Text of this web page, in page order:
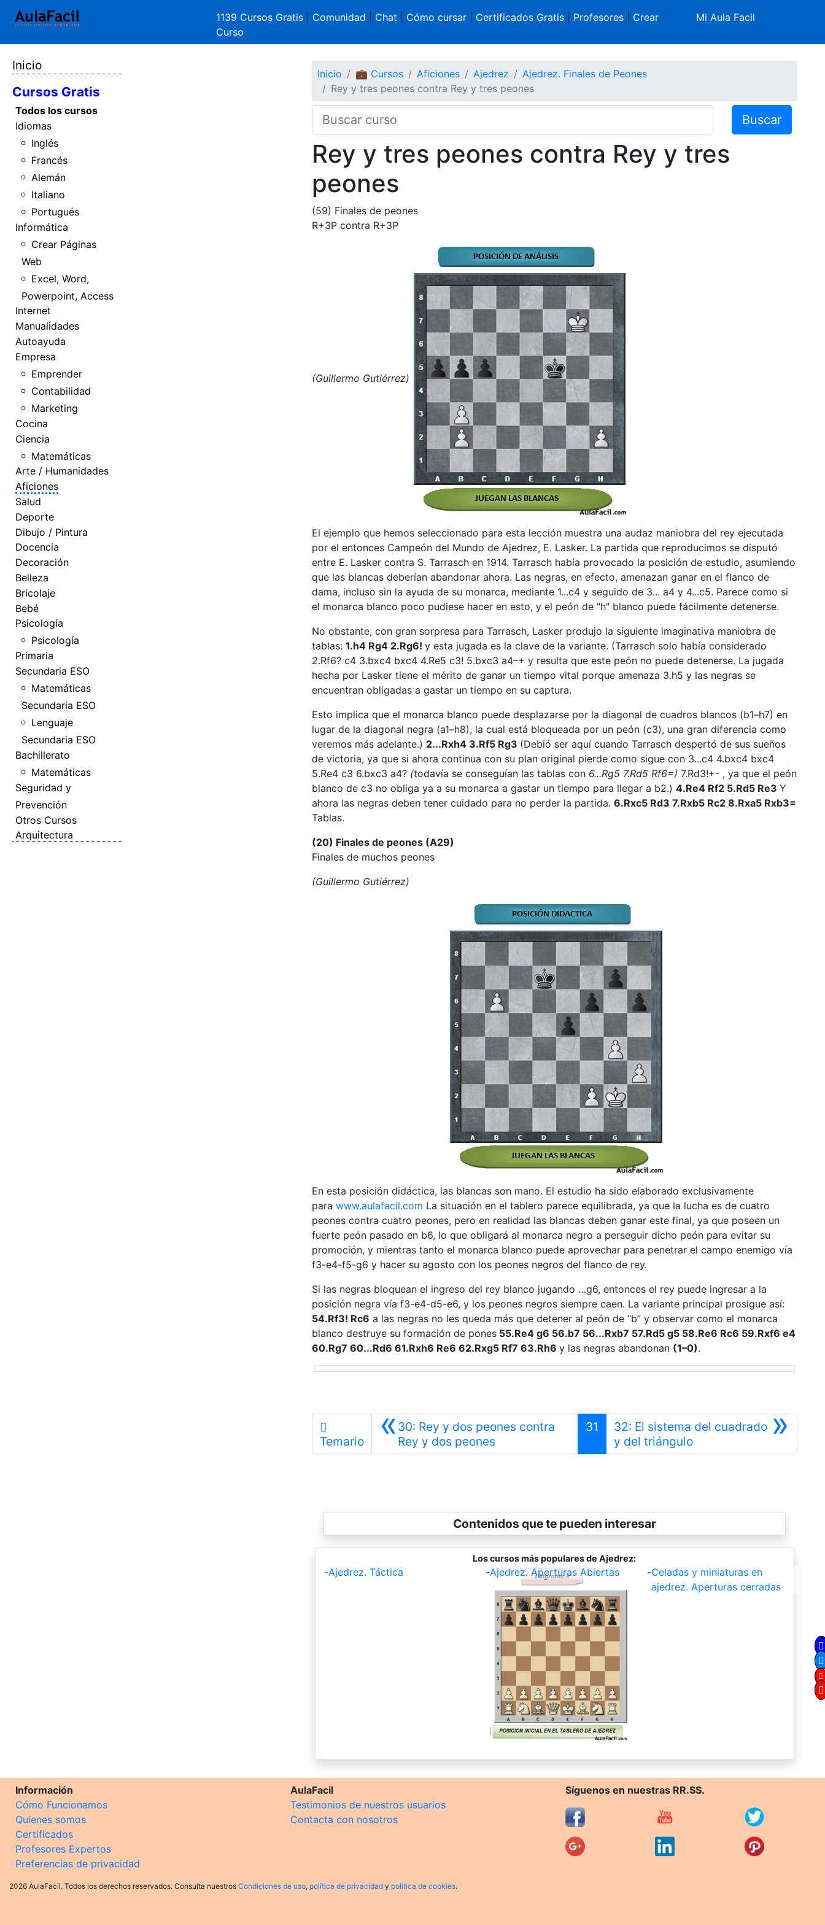
1139 Cursos Gratis Comunidad Chat Cómo cursar| Certificados Gratis| Profesores| Crear
Curso
Mi Aula Facil
Inicio
Cursos Gratis
Todos los cursos
Idiomas
Inglés
Francés
Alemán
Italiano
Portugués
Informática
Crear Páginas
Web
Excel, Word,
Powerpoint, Access
Internet
Manualidades
Autoayuda
Empresa
Emprender
Contabilidad
Marketing
Cocina
Ciencia
Matemáticas
Arte / Humanidades
Aficiones
Salud
Deporte
Dibujo / Pintura
Docencia
Decoración
Belleza
Bricolaje
Bebé
Psicología
Psicología
Primaria
Secundaria ESO
Matemáticas
Secundaria ESO
Lenguaje
Secundaria ESO
Bachillerato
Matemáticas
Seguridad y
Prevención
Otros Cursos
Arquitectura
Inicio 💼 Cursos Aficiones Ajedrez
Ajedrez. Finales de Peones
Rey y tres peones contra Rey y tres peones
Buscar
Rey y tres peones contra Rey y tres
peones
(59) Finales de peones
R+3P contra R+3P
(Guillermo Gutiérrez)
El ejemplo que hemos seleccionado para esta lección muestra una audaz maniobra del rey ejecutada
por el entonces Campeón del Mundo de Ajedrez, E. Lasker. La partida que reproducimos se disputó
entre E. Lasker contra S. Tarrasch en 1914. Tarrasch había provocado la posición de estudio, asumiendo
que las blancas deberían abandonar ahora. Las negras, en efecto, amenazan ganar en el flanco de
dama, incluso sin la ayuda de su monarca, mediante 1...c4 y seguido de 3... a4 y 4...c5. Parece como si
el monarca blanco poco pudiese hacer en esto, y el peón de "h" blanco puede fácilmente detenerse.
No obstante, con gran sorpresa para Tarrasch, Lasker produjo la siguiente imaginativa maniobra de
tablas: 1.h4 Rg4 2.Rg6! y esta jugada es la clave de la variante. (Tarrasch solo había considerado
2.Rf6? c4 3.bxc4 bxc4 4.Re5 c3! 5.bxc3 a4–+ y resulta que este peón no puede detenerse. La jugada
hecha por Lasker tiene el mérito de ganar un tiempo vital porque amenaza 3.h5 y las negras se
encuentran obligadas a gastar un tiempo en su captura.
Esto implica que el monarca blanco puede desplazarse por la diagonal de cuadros blancos (b1–h7) en
lugar de la diagonal negra (a1–h8), la cual está bloqueada por un peón (c3), una gran diferencia como
veremos más adelante.) 2...Rxh4 3.Rf5 Rg3 (Debió ser aquí cuando Tarrasch despertó de sus sueños
de victoria, ya que si ahora continua con su plan original pierde como sigue con 3...c4 4.bxc4 bxc4
5.Re4 c3 6.bxc3 a4? (todavía se conseguían las tablas con 6...Rg5 7.Rd5 Rf6=) 7.Rd3!+- , ya que el peón
blanco de c3 no obliga ya a su monarca a gastar un tiempo para llegar a b2.) 4.Re4 Rf2 5.Rd5 Re3 Y
ahora las negras deben tener cuidado para no perder la partida. 6.Rxc5 Rd3 7.Rxb5 Rc2 8.Rxa5 Rxb3=
Tablas.
(20) Finales de peones (A29)
Finales de muchos peones
(Guillermo Gutiérrez)
En esta posición didáctica, las blancas son mano. El estudio ha sido elaborado exclusivamente
para www.aulafacil.com La situación en el tablero parece equilibrada, ya que la lucha es de cuatro
peones contra cuatro peones, pero en realidad las blancas deben ganar este final, ya que poseen un
fuerte peón pasado en b6, lo que obligará al monarca negro a perseguir dicho peón para evitar su
promoción, y mientras tanto el monarca blanco puede aprovechar para penetrar el campo enemigo vía
f3-e4-f5-g6 y hacer su agosto con los peones negros del flanco de rey.
Si las negras bloquean el ingreso del rey blanco jugando …g6, entonces el rey puede ingresar a la
posición negra vía f3-e4-d5-e6, y los peones negros siempre caen. La variante principal prosigue así:
54.Rf3! Rc6 a las negras no les queda más que detener al peón de “b” y observar como el monarca
blanco destruye su formación de pones55.Re4 g6 56.b7 56...Rxb7 57.Rd5 g5 58.Re6 Rc6 59.Rxf6 e4
60.Rg7 60...Rd6 61.Rxh6 Re6 62.Rxg5 Rf7 63.Rh6 y las negras abandonan (1–0).
Temario «30: Rey y dos peones contra
Rey y dos peonesAnterior
31 »
32: El sistema del cuadrado
y del triánguloSiguiente
Contenidos que te pueden interesar
Los cursos más populares de Ajedrez:
-Ajedrez. Táctica -Ajedrez. Aperturas Abiertas -Celadas y miniaturas en
ajedrez. Aperturas cerradas
Información
Cómo Funcionamos
Quienes somos
Certificados
Profesores Expertos
Preferencias de privacidad
AulaFacil
Testimonios de nuestros usuarios
Contacta con nosotros
Síguenos en nuestras RR.SS.
2026 AulaFacil. Todos los derechos reservados. Consulta nuestros Condiciones de uso, política de privacidad y política de cookies.